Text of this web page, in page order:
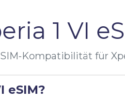
1 VI
Kompatibilität für
eSIM?